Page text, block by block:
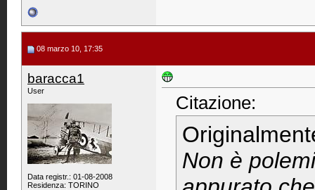
08 marzo 10, 17:35
baracca1
User
Data registr.: 01-08-2008
Residenza: TORINO
Citazione:
Non è